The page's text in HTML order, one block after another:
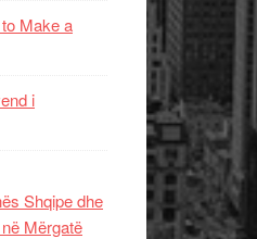
to Make a
i
Shqipe dhe
Mërgatë